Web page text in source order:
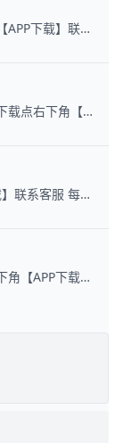
苹果下载 欧亿加密APP下载点右下角【APP下载】联系客服 每日更新可用链接
国内用户可注册后下载 欧亿加密APP下载点右下角【APP下载】联系客服 每日更新可用链接
欧亿加密APP下载点右下角【APP下载】联系客服 每日更新可用链接
安卓手机下载 欧亿加密APP下载点右下角【APP下载】联系客服 每日更新可用链接